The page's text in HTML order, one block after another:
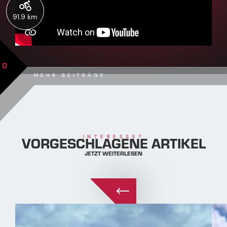
91.9 km
MEHR BEITRÄGE
0
INTERESSE?
VORGESCHLAGENE ARTIKEL
JETZT WEITERLESEN